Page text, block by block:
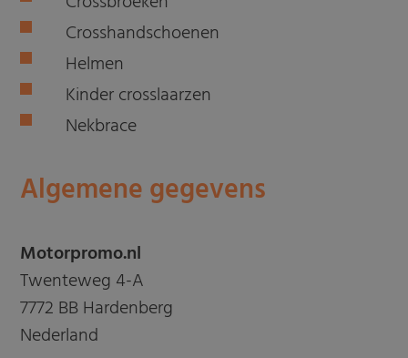
Crosshandschoenen
Helmen
Kinder crosslaarzen
Nekbrace
Algemene gegevens
Motorpromo.nl
Twenteweg 4-A
7772 BB Hardenberg
Nederland